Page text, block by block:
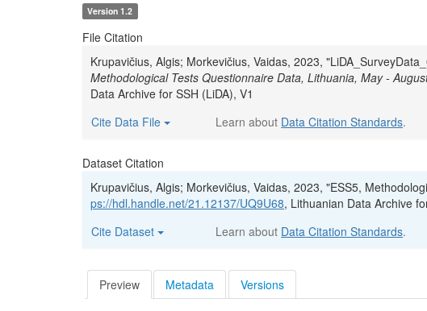
Version 1.2
File Citation
Krupavičius, Algis; Morkevičius, Vaidas, 2023,
Methodological Tests Questionnaire Data, Lithuania, May -
Data Archive for SSH (LiDA), V1
Cite Data File
Learn about Data Citation Standards.
Dataset Citation
Krupavičius, Algis; Morkevičius, Vaidas, 2023, "ESS5,
ps://hdl.handle.net/21.12137/UQ9U68, Lithuanian Data Archive
Cite Dataset
Learn about Data Citation Standards.
Preview Metadata Versions